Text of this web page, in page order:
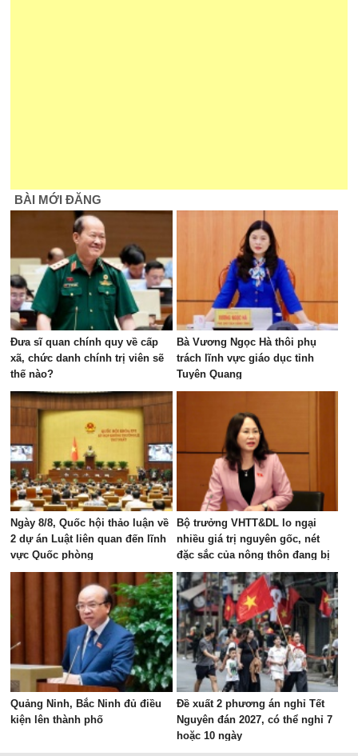
BÀI MỚI ĐĂNG
Đưa sĩ quan chính quy về cấp
xã, chức danh chính trị viên sẽ
thế nào?
Bà Vương Ngọc Hà thôi phụ
trách lĩnh vực giáo dục tỉnh
Tuyên Quang
Ngày 8/8, Quốc hội thảo luận về
2 dự án Luật liên quan đến lĩnh
vực Quốc phòng
Bộ trưởng VHTT&DL lo ngại
nhiều giá trị nguyên gốc, nét
đặc sắc của nông thôn đang bị
"bê tông hóa"
Quảng Ninh, Bắc Ninh đủ điều
kiện lên thành phố
Đề xuất 2 phương án nghỉ Tết
Nguyên đán 2027, có thể nghỉ 7
hoặc 10 ngày